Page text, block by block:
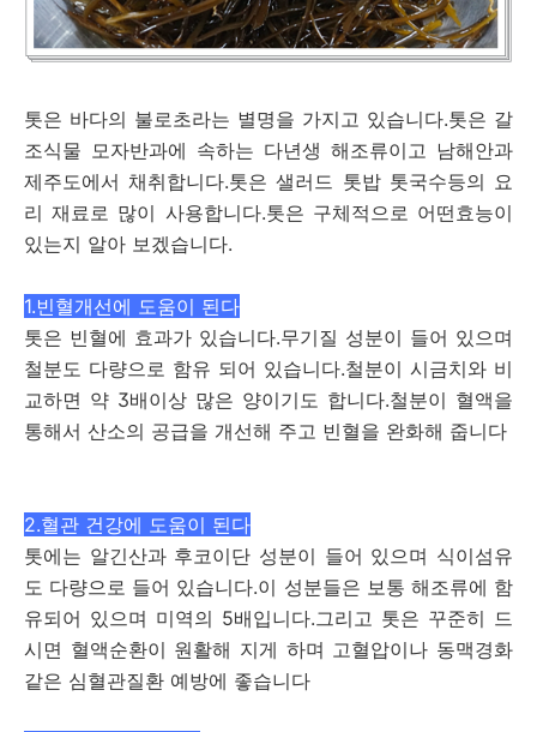
톳은 바다의 불로초라는 별명을 가지고 있습니다.톳은 갈
조식물 모자반과에 속하는 다년생 해조류이고 남해안과
제주도에서 채취합니다.톳은 샐러드 톳밥 톳국수등의 요
리 재료로 많이 사용합니다.톳은 구체적으로 어떤효능이
있는지 알아 보겠습니다.
1.빈혈개선에 도움이 된다
톳은 빈혈에 효과가 있습니다.무기질 성분이 들어 있으며
철분도 다량으로 함유 되어 있습니다.철분이 시금치와 비
교하면 약 3배이상 많은 양이기도 합니다.철분이 혈액을
통해서 산소의 공급을 개선해 주고 빈혈을 완화해 줍니다
2.혈관 건강에 도움이 된다
톳에는 알긴산과 후코이단 성분이 들어 있으며 식이섬유
도 다량으로 들어 있습니다.이 성분들은 보통 해조류에 함
유되어 있으며 미역의 5배입니다.그리고 톳은 꾸준히 드
시면 혈액순환이 원활해 지게 하며 고혈압이나 동맥경화
같은 심혈관질환 예방에 좋습니다